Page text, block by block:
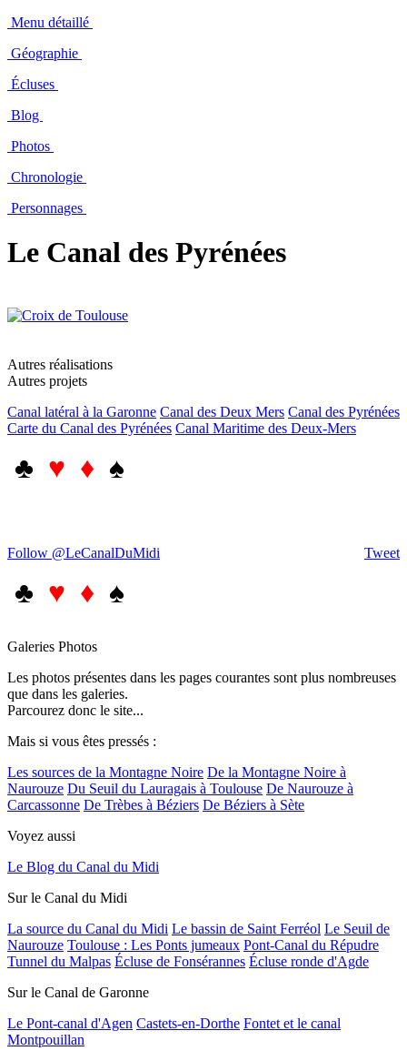
Menu détaillé
Géographie
Écluses
Blog
Photos
Chronologie
Personnages
Le Canal des Pyrénées
Autres réalisations
Autres projets
Canal latéral à la Garonne Canal des Deux Mers Canal des Pyrénées
Carte du Canal des Pyrénées Canal Maritime des Deux-Mers
♣ ♥ ♦ ♠
Tweet
Follow @LeCanalDuMidi
♣ ♥ ♦ ♠
Galeries Photos
Les photos présentes dans les pages courantes sont plus nombreuses
que dans les galeries.
Parcourez donc le site...
Mais si vous êtes pressés :
Les sources de la Montagne Noire De la Montagne Noire à
Naurouze Du Seuil du Lauragais à Toulouse De Naurouze à
Carcassonne De Trèbes à Béziers De Béziers à Sète
Voyez aussi
Le Blog du Canal du Midi
Sur le Canal du Midi
La source du Canal du Midi Le bassin de Saint Ferréol Le Seuil de
Naurouze Toulouse : Les Ponts jumeaux Pont-Canal du Répudre
Tunnel du Malpas Écluse de Fonsérannes Écluse ronde d'Agde
Sur le Canal de Garonne
Le Pont-canal d'Agen Castets-en-Dorthe Fontet et le canal
Montpouillan